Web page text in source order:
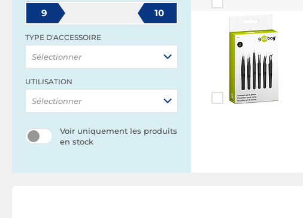
9 10
TYPE D'ACCESSOIRE
Sélectionner
UTILISATION
Sélectionner
Voir uniquement les produits
en stock